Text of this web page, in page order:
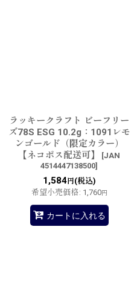
ラッキークラフト ビーフリー
ズ78S ESG 10.2g：1091レモ
ンゴールド（限定カラー）
【ネコポス配送可】
[JAN
4514447138500]
1,584円(税込)
希望小売価格: 1,760円
カートに入れる